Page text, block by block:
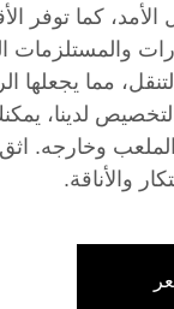
كما توفر
والمستلزمات
مما يجعلها
لدينا،
وخارجه.
والأناقة.